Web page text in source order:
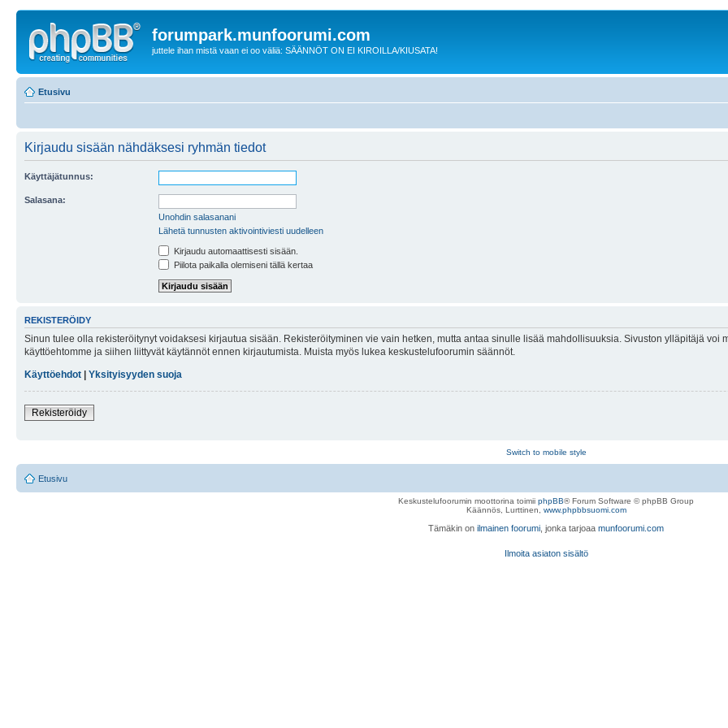
forumpark.munfoorumi.com
juttele ihan mistä vaan ei oo väliä: SÄÄNNÖT ON EI KIROILLA/KIUSATA!
Etusivu
Kirjaudu sisään nähdäksesi ryhmän tiedot
Käyttäjätunnus:
Salasana:
Unohdin salasanani
Lähetä tunnusten aktivointiviesti uudelleen
Kirjaudu automaattisesti sisään.
Piilota paikalla olemiseni tällä kertaa
REKISTERÖIDY
Sinun tulee olla rekisteröitynyt voidaksesi kirjautua sisään. Rekisteröityminen vie vain hetken, mutta antaa sinulle lisää mahdollisuuksia. Sivuston ylläpitäjä
käyttöehtomme ja siihen liittyvät käytännöt ennen kirjautumista. Muista myös lukea keskustelufoorumin säännöt.
Käyttöehdot
Yksityisyyden suoja
Rekisteröidy
Switch to mobile style
Etusivu
Keskustelufoorumin moottorina toimii phpBB® Forum Software © phpBB Group
Käännös, Lurttinen, www.phpbbsuomi.com
Tämäkin on ilmainen foorumi , jonka tarjoaa munfoorumi.com
Ilmoita asiaton sisältö